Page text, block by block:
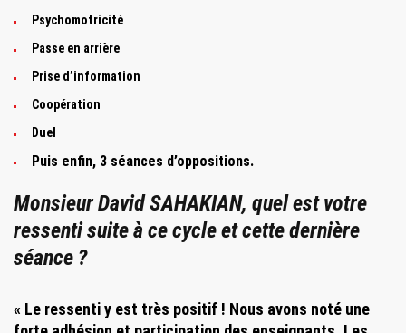
Psychomotricité
Passe en arrière
Prise d’information
Coopération
Duel
Puis enfin, 3 séances d’oppositions.
Monsieur David SAHAKIAN, quel est votre
ressenti suite à ce cycle et cette dernière
séance ?
« Le ressenti y est très positif ! Nous avons noté une